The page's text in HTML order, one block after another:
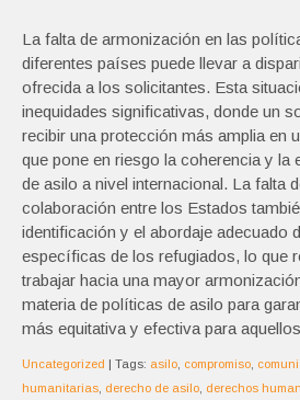
La falta de armonización en las
diferentes países puede llevar a
ofrecida a los solicitantes. Esta
inequidades significativas, donde un
recibir una protección más amplia en
que pone en riesgo la coherencia y la
de asilo a nivel internacional. La falta
colaboración entre los Estados
identificación y el abordaje adecuado
específicas de los refugiados, lo que
trabajar hacia una mayor
materia de políticas de asilo para
más equitativa y efectiva para
Uncategorized | Tags: asilo compromiso
humanitarias derecho de asilo derechos